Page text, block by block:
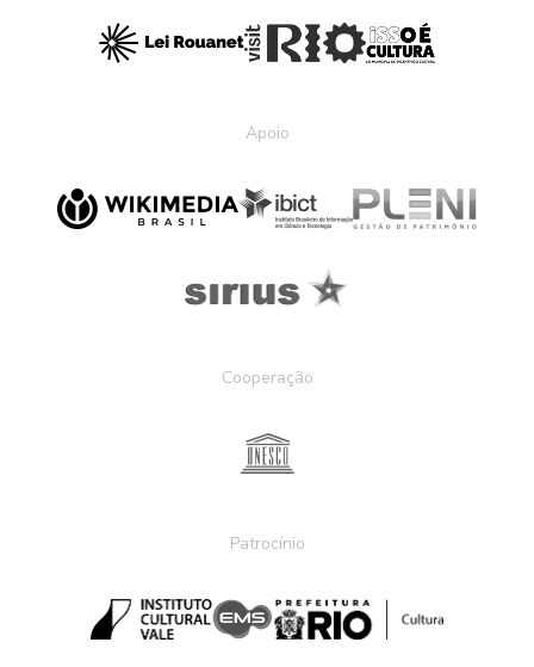
Apoio
Cooperação
Patrocínio